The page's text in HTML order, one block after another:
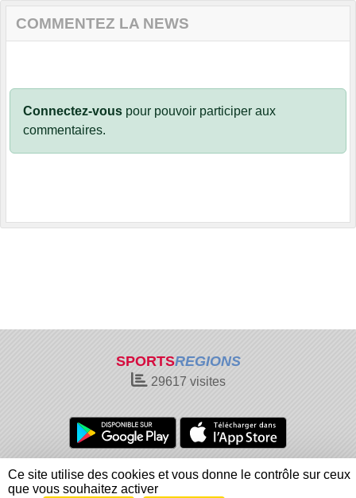
COMMENTEZ LA NEWS
Connectez-vous pour pouvoir participer aux
commentaires.
SPORTSREGIONS
29617 visites
Charte cookies
Gestion des cookies
Informations légales
Signaler un contenu inapproprié
Ce site utilise des cookies et vous donne le contrôle sur ceux
que vous souhaitez activer